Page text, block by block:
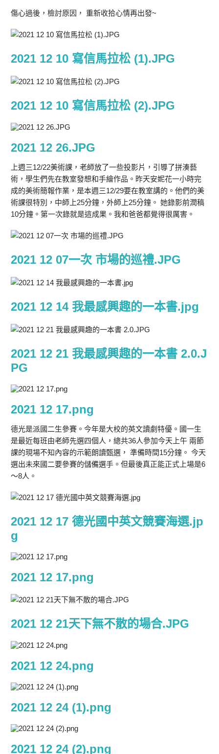
傷心過後，檢討原因， 重新收拾心情再出發~
2021 12 10 寫信馬拉松 (1).JPG
2021 12 10 寫信馬拉松 (2).JPG
2021 12 26.JPG
上週三12/22美術課，老師放了一些投影片，引導了拼湊藝
術，學生們先在教室發想和手繪作品。昨天安妮花一小時完
成的美術簡報作業，是本週三12/29要在教室講的。他們的美
術課很特別，中師上25分鐘，外師上25分鐘。 她錄影前潤稿
10分鐘。第一次錄就是這成果。我和爸爸都覺得很厲害。
2021 12 07一次 市場的巡禮.JPG
2021 12 14 我最感興趣的一本書.jpg
2021 12 21 我最感興趣的一本書 2.0.J
PG
2021 12 17.png
德光是派國二生參賽。今年是大校的英文讀劇特優。國一生
是最近每班由老師先選四個人，總共36人參加今天上午 兩節
課的現場不知內容的示範朗讀甄選， 準備時間15分鐘。 今天
選出未來國二要參賽的儲備選手。但最後真正能正式上場是6
～8人。
2021 12 17 德光國中英文競賽海選.jp
g
2021 12 17.png
2021 12 21天下無不散的場合.JPG
2021 12 24.png
2021 12 24 (1).png
2021 12 24 (2).png